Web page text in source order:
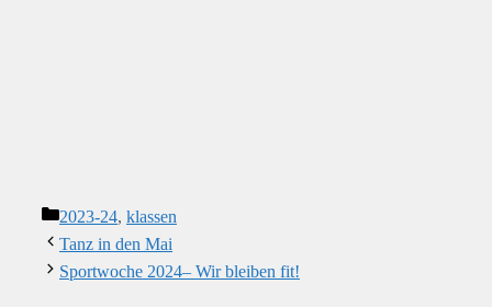
Kategorien
2023-24, klassen
Tanz in den Mai
Sportwoche 2024– Wir bleiben fit!